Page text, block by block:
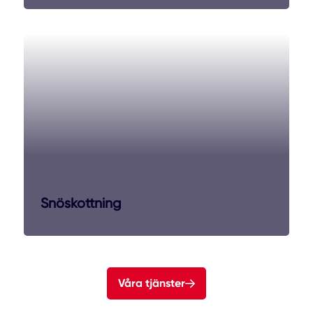
Snöskottning
Våra tjänster